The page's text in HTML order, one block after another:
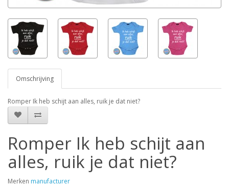
Omschrijving
Romper Ik heb schijt aan alles, ruik je dat niet?
Romper Ik heb schijt aan
alles, ruik je dat niet?
Merken manufacturer